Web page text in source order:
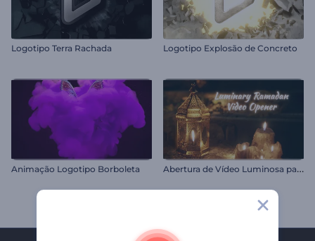
Logotipo Terra Rachada Logotipo Explosão de Concreto
Animação Logotipo Borboleta A
bertura de Vídeo Luminosa para o Ramadã